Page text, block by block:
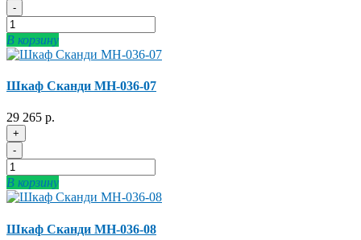
-
В корзину
Шкаф Сканди МН-036-07
29 265 р.
+
-
В корзину
Шкаф Сканди МН-036-08